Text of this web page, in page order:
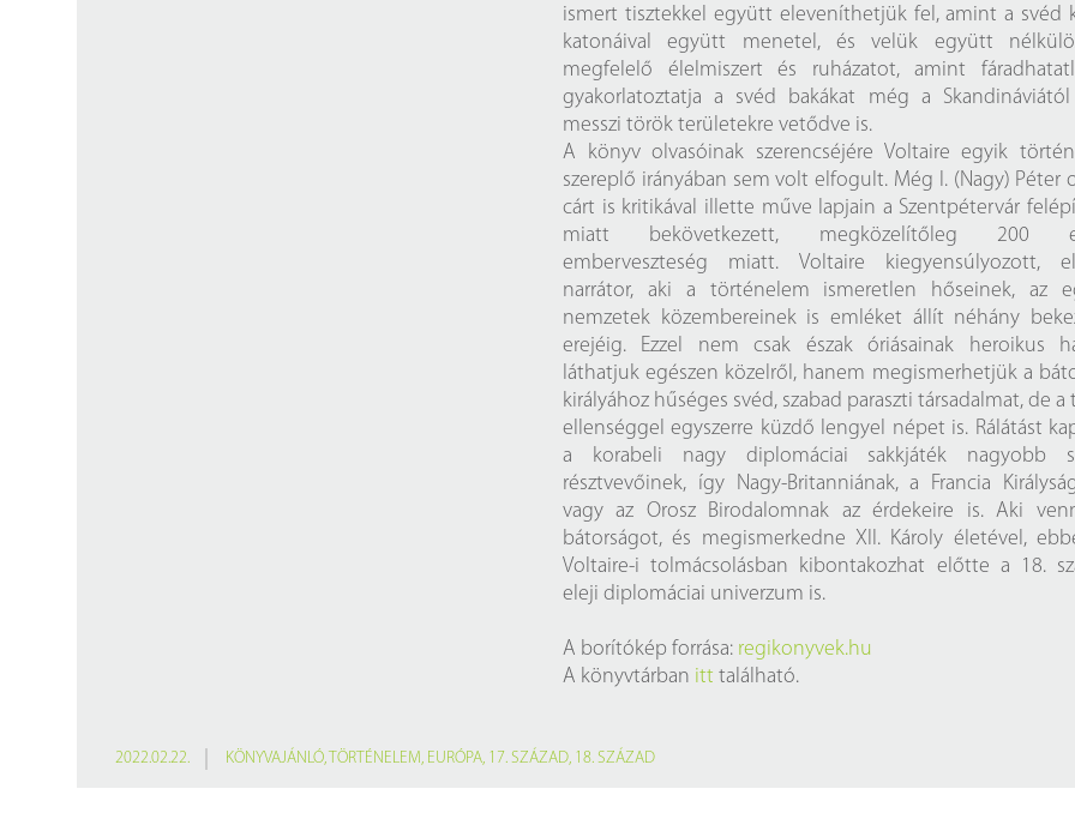
ismert tisztekkel együtt eleveníthetjük fel, amint a svéd
katonáival együtt menetel, és velük együtt
megfelelő élelmiszert és ruházatot, amint
gyakorlatoztatja a svéd bakákat még a Skandináviától
messzi török területekre vetődve is.
A könyv olvasóinak szerencséjére Voltaire egyik
szereplő irányában sem volt elfogult. Még I. (Nagy) Péter
cárt is kritikával illette műve lapjain a Szentpétervár
miatt bekövetkezett, megközelítőleg 200
emberveszteség miatt. Voltaire kiegyensúlyozott,
narrátor, aki a történelem ismeretlen hőseinek, az
nemzetek közembereinek is emléket állít néhány
erejéig. Ezzel nem csak észak óriásainak heroikus
láthatjuk egészen közelről, hanem megismerhetjük a
királyához hűséges svéd, szabad paraszti társadalmat, de a
ellenséggel egyszerre küzdő lengyel népet is. Rálátást
a korabeli nagy diplomáciai sakkjáték nagyobb
résztvevőinek, így Nagy-Britanniának, a Francia
vagy az Orosz Birodalomnak az érdekeire is. Aki
bátorságot, és megismerkedne XII. Károly életével,
Voltaire-i tolmácsolásban kibontakozhat előtte a 18.
eleji diplomáciai univerzum is.
A borítókép forrása: regikonyvek.hu
A könyvtárban itt található.
2022.02.22. KÖNYVAJÁNLÓ, TÖRTÉNELEM, EURÓPA, 17. SZÁZAD, 18. SZÁZAD